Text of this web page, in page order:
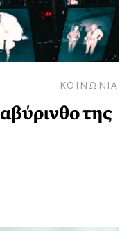
ΚΟΙΝΩΝΙΑ
της